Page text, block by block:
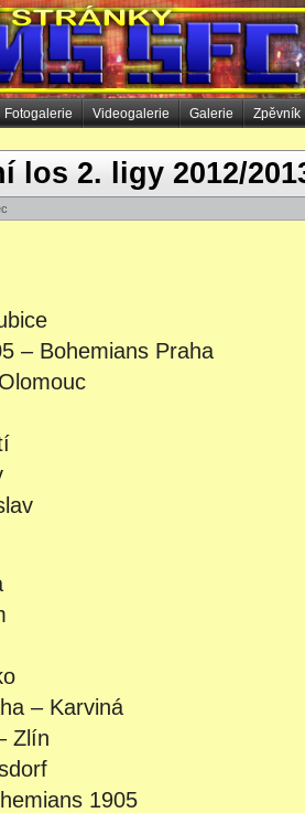
Fotogalerie Videogalerie Galerie Zpěvník
los 2. ligy 2012/
– Bohemians Praha
– Karviná
Zlín
1905